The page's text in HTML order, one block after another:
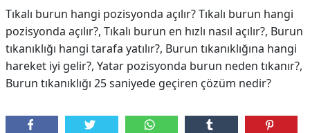
Tıkalı burun hangi pozisyonda açılır? Tıkalı burun hangi
pozisyonda açılır?, Tıkalı burun en hızlı nasıl açılır?, Burun
tıkanıklığı hangi tarafa yatılır?, Burun tıkanıklığına hangi
hareket iyi gelir?, Yatar pozisyonda burun neden tıkanır?,
Burun tıkanıklığı 25 saniyede geçiren çözüm nedir?